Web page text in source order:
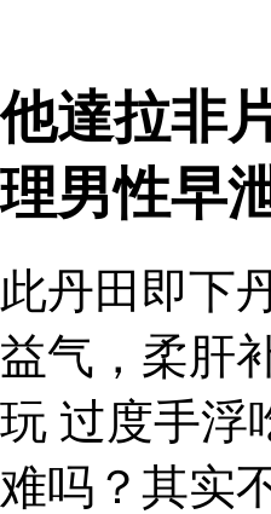
他達拉非
理男性早
此丹田即下
益气，柔肝
玩 过度手浮
难吗？其实